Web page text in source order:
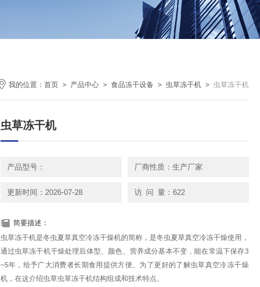
我的位置： 首页 > 产品中心 > 食品冻干设备 > 虫草冻干机 > 虫草冻干机
虫草冻干机
产品型号： 厂商性质：生产厂家
更新时间：2026-07-28 访 问 量：622
简要描述：
虫草冻干机是冬虫夏草真空冷冻干燥机的简称，是冬虫夏草真空冷冻干燥使用，
通过虫草冻干机干燥处理后体型、颜色、营养成分基本不变，能在常温下保存3
~5年，给予广大消费者长期食用提供方便。为了更好的了解虫草真空冷冻干燥
机，在这介绍虫草虫草冻干机结构组成和技术特点。